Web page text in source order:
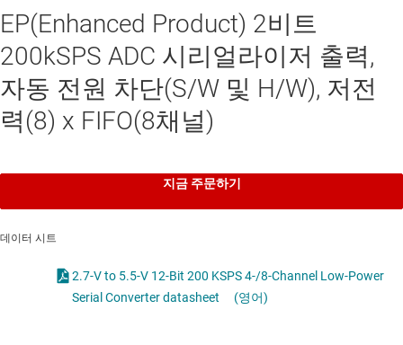
EP(Enhanced Product) 2비트
200kSPS ADC 시리얼라이저 출력,
자동 전원 차단(S/W 및 H/W), 저전
력(8) x FIFO(8채널)
지금 주문하기
데이터 시트
2.7-V to 5.5-V 12-Bit 200 KSPS 4-/8-Channel Low-Power
Serial Converter datasheet
(영어)